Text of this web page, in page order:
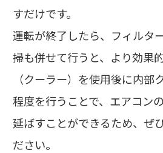
すだけです。
運転が終了したら、フィルタ
掃も併せて行うと、より効果
（クーラー）を使用後に内部
程度を行うことで、エアコン
延ばすことができるため、ぜ
ださい。